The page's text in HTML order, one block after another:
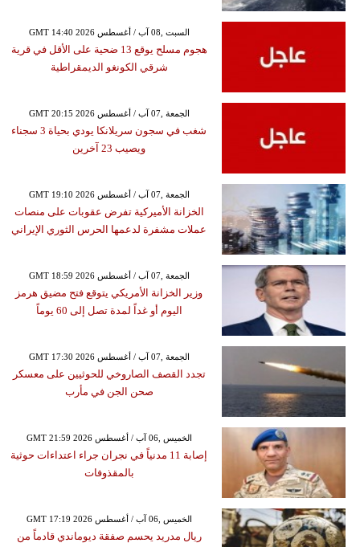
GMT 14:40 2026 السبت ,08 آب / أغسطس
هجوم مسلح يوقع 13 ضحية على الأقل في قرية
شرقي الكونغو الديمقراطية
GMT 20:15 2026 الجمعة ,07 آب / أغسطس
شغب في سجون سريلانكا يودي بحياة 3 سجناء
ويصيب 23 آخرين
GMT 19:10 2026 الجمعة ,07 آب / أغسطس
الخزانة الأميركية تفرض عقوبات على منصات
عملات مشفرة لدعمها الحرس الثوري الإيراني
GMT 18:59 2026 الجمعة ,07 آب / أغسطس
وزير الخزانة الأمريكي يتوقع فتح مضيق هرمز
اليوم أو غداً لمدة تصل إلى 60 يوماً
GMT 17:30 2026 الجمعة ,07 آب / أغسطس
تجدد القصف الصاروخي للحوثيين على معسكر
صحن الجن في مأرب
GMT 21:59 2026 الخميس ,06 آب / أغسطس
إصابة 11 مدنياً في نجران جراء اعتداءات حوثية
بالمقذوفات
GMT 17:19 2026 الخميس ,06 آب / أغسطس
ريال مدريد يحسم صفقة ديوماندي قادماً من